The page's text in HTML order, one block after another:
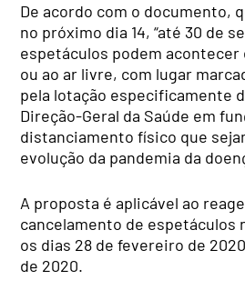
De acordo com o documento,
no próximo dia 14, “até 30 de
espetáculos podem
ou ao ar livre, com lugar
pela lotação especificamente
Direção-Geral da Saúde em
distanciamento físico que
evolução da pandemia da
A proposta é aplicável ao
cancelamento de espetáculos
os dias 28 de fevereiro de
de 2020.